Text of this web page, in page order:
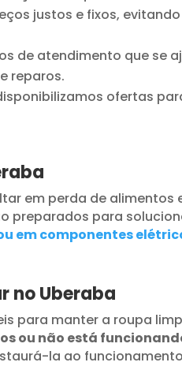
justos e fixos,
de atendimento que se
reparos.
ofertas
em perda de alimentos
preparados para
em componentes
no Uberaba
para manter a roupa
ou não está
la ao